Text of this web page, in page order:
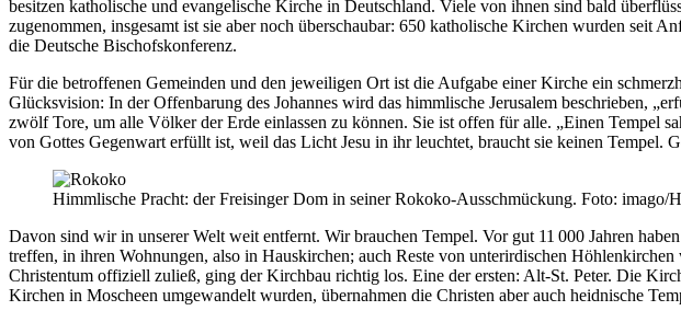
besitzen katholische und evangelische Kirche in Deutschland. Viele von ihnen sind bald
zugenommen, insgesamt ist sie aber noch überschaubar: 650 katholische Kirchen wurden seit
die Deutsche Bischofskonferenz.
Für die betroffenen Gemeinden und den jeweiligen Ort ist die Aufgabe einer Kirche ein
Glücksvision: In der Offenbarung des Johannes wird das himmlische Jerusalem beschrieben,
zwölf Tore, um alle Völker der Erde einlassen zu können. Sie ist offen für alle. „Einen Tempel
von Gottes Gegenwart erfüllt ist, weil das Licht Jesu in ihr leuchtet, braucht sie keinen Tempel.
Himmlische Pracht: der Freisinger Dom in seiner Rokoko-Ausschmückung. Foto: imago/
Davon sind wir in unserer Welt weit entfernt. Wir brauchen Tempel. Vor gut 11 000 Jahren
treffen, in ihren Wohnungen, also in Hauskirchen; auch Reste von unterirdischen
Christentum offiziell zuließ, ging der Kirchbau richtig los. Eine der ersten: Alt-St. Peter. Die
Kirchen in Moscheen umgewandelt wurden, übernahmen die Christen aber auch heidnische